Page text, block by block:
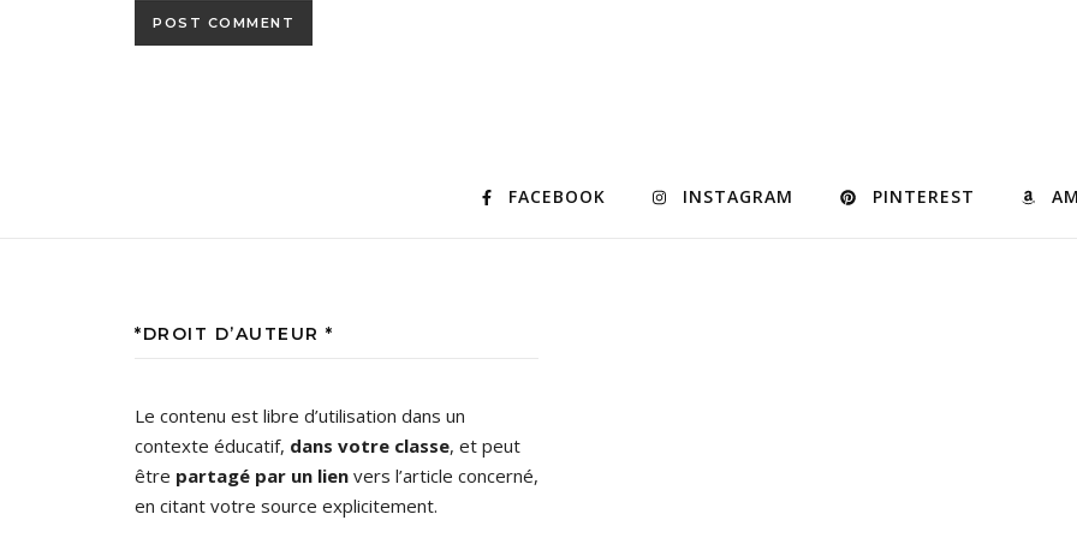
FACEBOOK INSTAGRAM PINTEREST
*DROIT D’AUTEUR *
Le contenu est libre d’utilisation dans un
contexte éducatif, dans votre classe, et peut
être partagé par un lien vers l’article concerné,
en citant votre source explicitement.